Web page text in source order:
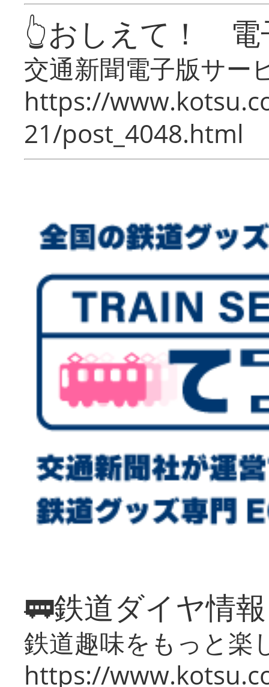
👆おしえて！ 電
交通新聞電子版サー
https://
21/post_4048.html
🚃鉄道ダイヤ情
鉄道趣味をもっと楽
https://